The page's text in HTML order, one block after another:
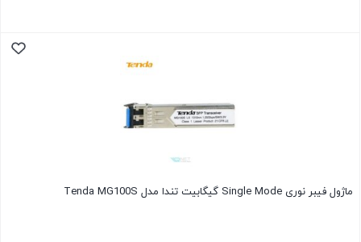
ماژول فیبر نوری Single Mode گیگابیت تندا مدل Tenda MG100S